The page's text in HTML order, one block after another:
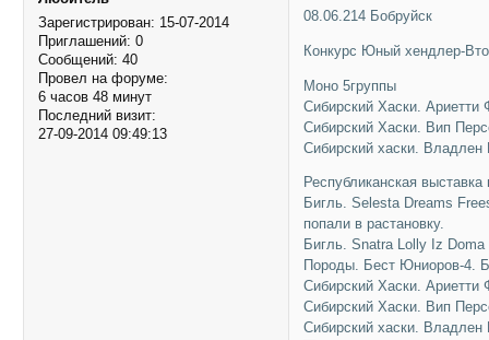
Зарегистрирован: 15-07-2014
Приглашений: 0
Сообщений: 40
Провел на форуме:
6 часов 48 минут
Последний визит:
27-09-2014 09:49:13
08.06.214 Бобруйск
Конкурс Юный хендлер-
Моно 5группы
Сибирский Хаски. Ариетти
Сибирский Хаски. Вип
Сибирский хаски.
Республиканская
Бигль. Selesta Dreams
попали в растановку.
Бигль. Snatra Lolly Iz
Породы. Бест Юниоров-4.
Сибирский Хаски. Ариетти
Сибирский Хаски. Вип
Сибирский хаски.